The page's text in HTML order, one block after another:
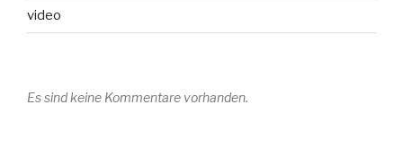
video
Es sind keine Kommentare vorhanden.